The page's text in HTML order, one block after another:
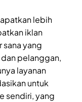
lebih
iklan
sana yang
pelanggan,
layanan
untuk
sendiri, yang